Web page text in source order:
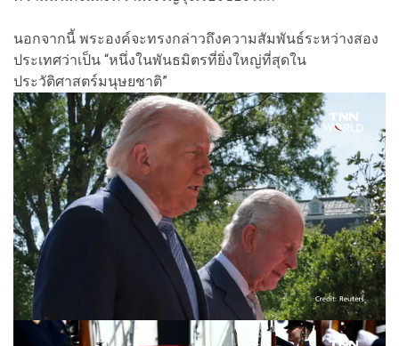
นอกจากนี้ พระองค์จะทรงกล่าวถึงความสัมพันธ์ระหว่างสอง
ประเทศว่าเป็น “หนึ่งในพันธมิตรที่ยิ่งใหญ่ที่สุดใน
ประวัติศาสตร์มนุษยชาติ”